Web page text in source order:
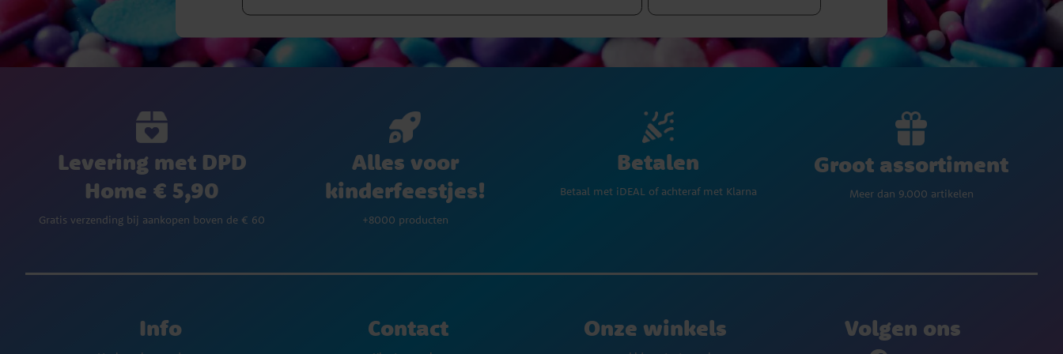
Levering met DPD
Home € 5,90
Gratis verzending bij aankopen boven de € 60
Alles voor
kinderfeestjes!
+8000 producten
Betalen
Betaal met iDEAL of achteraf met Klarna
Groot assortiment
Meer dan 9.000 artikelen
Info Contact Onze winkels Volgen ons